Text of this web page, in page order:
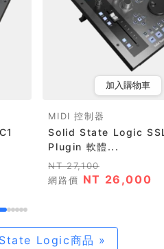
加入購物車
MIDI 控制器
Solid State Logic
Plugin 軟體...
NT 27,100
網路價 NT 26,000
Logic商品 »